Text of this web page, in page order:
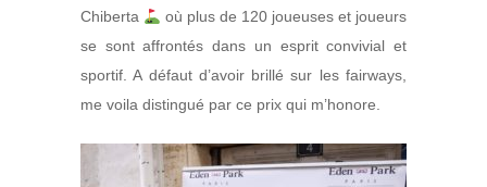
Chiberta
où plus de 120 joueuses et joueurs
se sont affrontés dans un esprit convivial et
sportif. A défaut d’avoir brillé sur les fairways,
me voila distingué par ce prix qui m’honore.